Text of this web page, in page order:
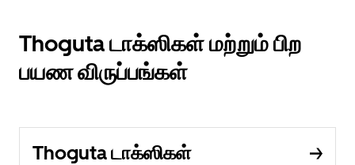
Thoguta டாக்ஸிகள் மற்றும் பிற
பயண விருப்பங்கள்
Thoguta டாக்ஸிகள்